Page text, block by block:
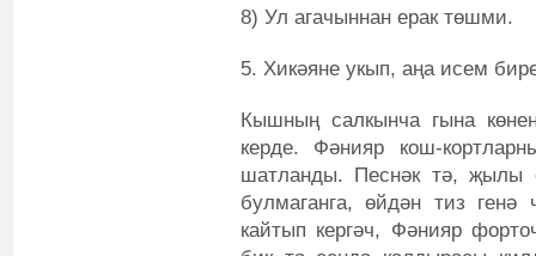
8) Ул агачыннан ерак төшми.
5. Хикәяне укып, аңа исем
Кышның салкынча гына
керде. Фәнияр кош-
шатланды. Песнәк тә, җылы
булмаганга, өйдән тиз
кайтып кергәч, Фәнияр